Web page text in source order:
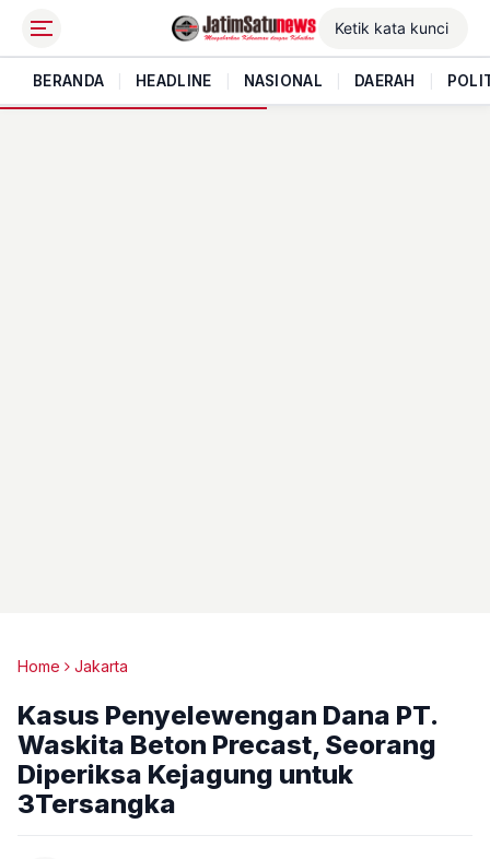
BERANDA HEADLINE NASIONAL DAERAH
Home Jakarta
Kasus Penyelewengan Dana PT.
Waskita Beton Precast, Seorang
Diperiksa Kejagung untuk
3Tersangka